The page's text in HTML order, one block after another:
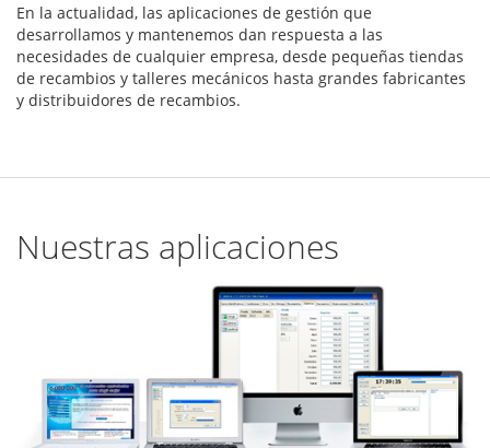
En la actualidad, las aplicaciones de gestión que
desarrollamos y mantenemos dan respuesta a las
necesidades de cualquier empresa, desde pequeñas tiendas
de recambios y talleres mecánicos hasta grandes fabricantes
y distribuidores de recambios.
Nuestras aplicaciones